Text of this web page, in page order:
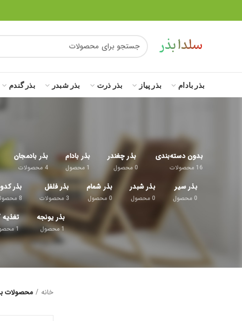
بذر بادام بذر پیاز بذر ذرت بذر شبدر بذر گندم
بدون دسته‌بندی
16 محصولات
بذر چغندر
0 محصول
بذر بادام
1 محصول
بذر بادمجان
4 محصولات
بذر سیر
0 محصول
بذر شبدر
0 محصول
بذر شمام
0 محصول
بذر فلفل
3 محصولات
بذر کدو
8
بذر یونجه
1 محصول 1
خانه محصولات